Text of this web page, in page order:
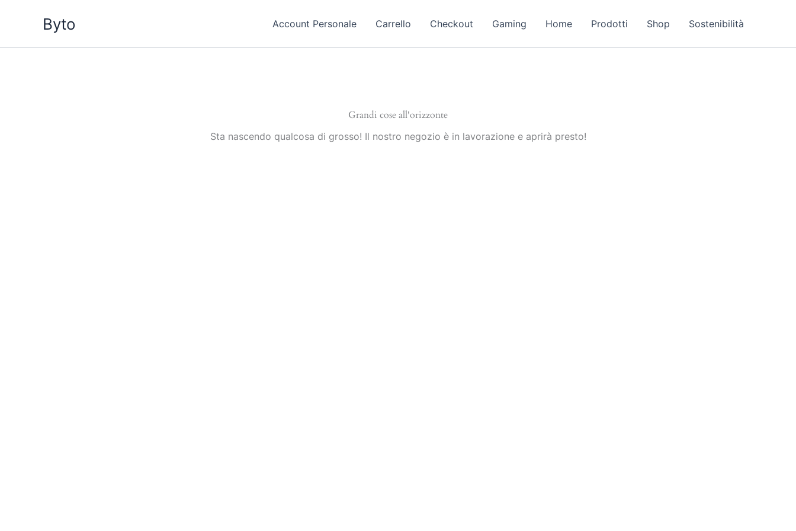
Byto Account Personale Carrello Checkout Gaming Home Prodotti Shop Sostenibilità
Grandi cose all'orizzonte
Sta nascendo qualcosa di grosso! Il nostro negozio è in lavorazione e aprirà presto!